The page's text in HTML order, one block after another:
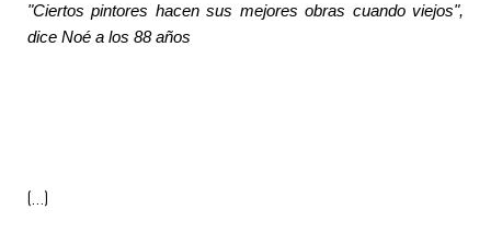
"Ciertos pintores hacen sus mejores obras cuando viejos",
dice Noé a los 88 años
(…)